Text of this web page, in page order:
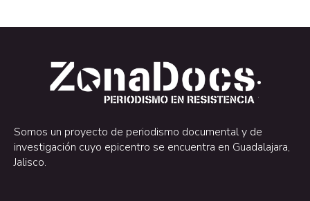
.
.
Somos un proyecto de periodismo documental y de
investigación cuyo epicentro se encuentra en Guadalajara,
Jalisco.